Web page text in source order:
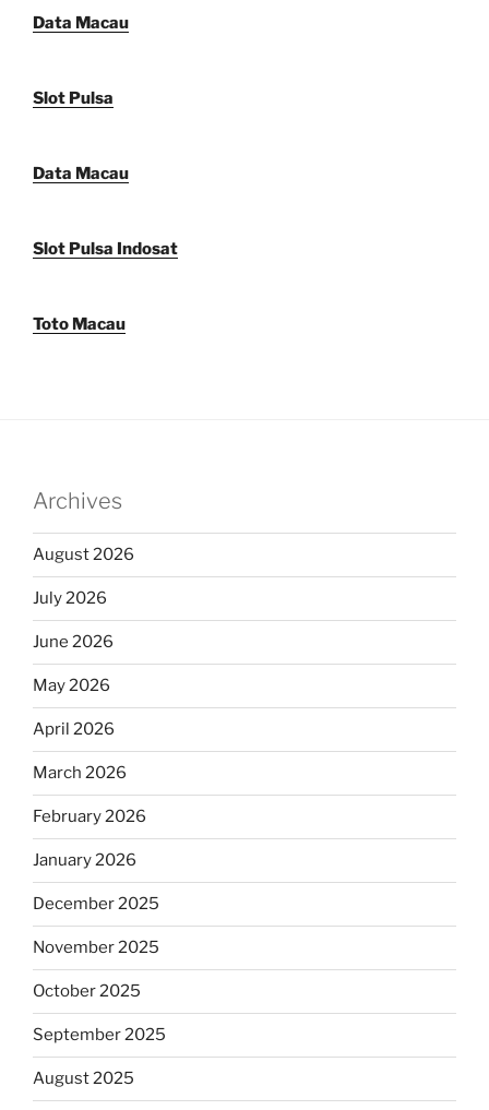
Data Macau
Slot Pulsa
Data Macau
Slot Pulsa Indosat
Toto Macau
Archives
August 2026
July 2026
June 2026
May 2026
April 2026
March 2026
February 2026
January 2026
December 2025
November 2025
October 2025
September 2025
August 2025